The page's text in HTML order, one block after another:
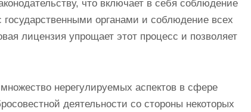
что включает в себя соблюдение
органами и соблюдение всех
лицензия упрощает этот процесс и позволяет
нерегулируемых аспектов в сфере
деятельности со стороны некоторых